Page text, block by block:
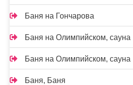
Баня на Гончарова
Баня на Олимпийском, сауна
Баня на Олимпийском, сауна
Баня, Баня